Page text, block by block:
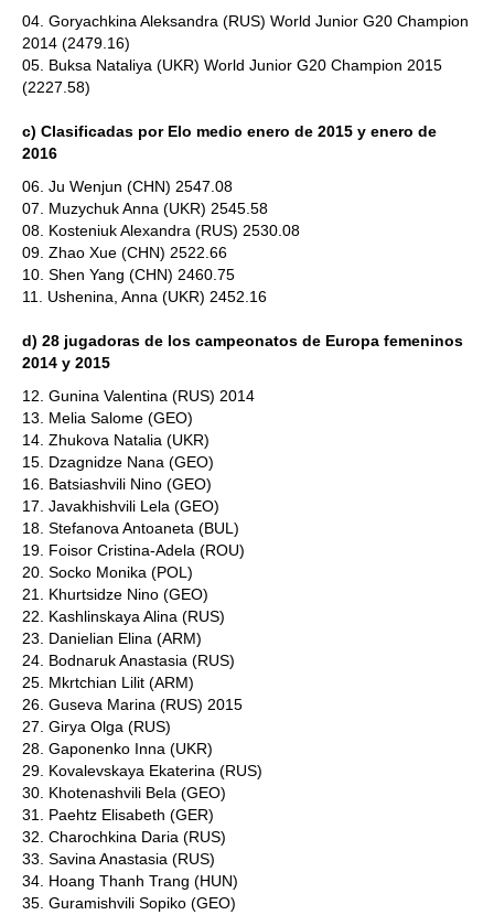
04. Goryachkina Aleksandra (RUS) World Junior G20 Champion
2014 (2479.16)
05. Buksa Nataliya (UKR) World Junior G20 Champion 2015
(2227.58)
c) Clasificadas por Elo medio enero de 2015 y enero de
2016
06. Ju Wenjun (CHN) 2547.08
07. Muzychuk Anna (UKR) 2545.58
08. Kosteniuk Alexandra (RUS) 2530.08
09. Zhao Xue (CHN) 2522.66
10. Shen Yang (CHN) 2460.75
11. Ushenina, Anna (UKR) 2452.16
d) 28 jugadoras de los campeonatos de Europa femeninos
2014 y 2015
12. Gunina Valentina (RUS) 2014
13. Melia Salome (GEO)
14. Zhukova Natalia (UKR)
15. Dzagnidze Nana (GEO)
16. Batsiashvili Nino (GEO)
17. Javakhishvili Lela (GEO)
18. Stefanova Antoaneta (BUL)
19. Foisor Cristina-Adela (ROU)
20. Socko Monika (POL)
21. Khurtsidze Nino (GEO)
22. Kashlinskaya Alina (RUS)
23. Danielian Elina (ARM)
24. Bodnaruk Anastasia (RUS)
25. Mkrtchian Lilit (ARM)
26. Guseva Marina (RUS) 2015
27. Girya Olga (RUS)
28. Gaponenko Inna (UKR)
29. Kovalevskaya Ekaterina (RUS)
30. Khotenashvili Bela (GEO)
31. Paehtz Elisabeth (GER)
32. Charochkina Daria (RUS)
33. Savina Anastasia (RUS)
34. Hoang Thanh Trang (HUN)
35. Guramishvili Sopiko (GEO)